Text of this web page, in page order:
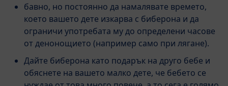
бавно, но постоянно да намалявате времето,
което вашето дете изкарва с биберона и да
ограничи употребата му до определени часове
от денонощието (например само при лягане).
Дайте биберона като подарък на друго бебе и
обяснете на вашето малко дете, че бебето се